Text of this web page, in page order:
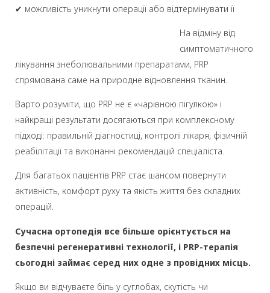
✔ можливість уникнути операції або відтермінувати її
На відміну від
симптоматичного
лікування знеболювальними препаратами, PRP
спрямована саме на природне відновлення тканин.
Варто розуміти, що PRP не є «чарівною пігулкою» і
найкращі результати досягаються при комплексному
підході: правильній діагностиці, контролі лікаря, фізичній
реабілітації та виконанні рекомендацій спеціаліста.
Для багатьох пацієнтів PRP стає шансом повернути
активність, комфорт руху та якість життя без складних
операцій.
Сучасна ортопедія все більше орієнтується на
безпечні регенеративні технології, і PRP-терапія
сьогодні займає серед них одне з провідних місць.
Якщо ви відчуваєте біль у суглобах, скутість чи